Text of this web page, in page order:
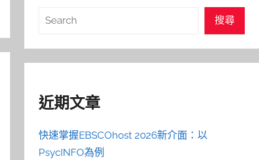
搜
搜尋
近期文章
快速掌握EBSCOhost 2026新介面：以
PsycINFO為例